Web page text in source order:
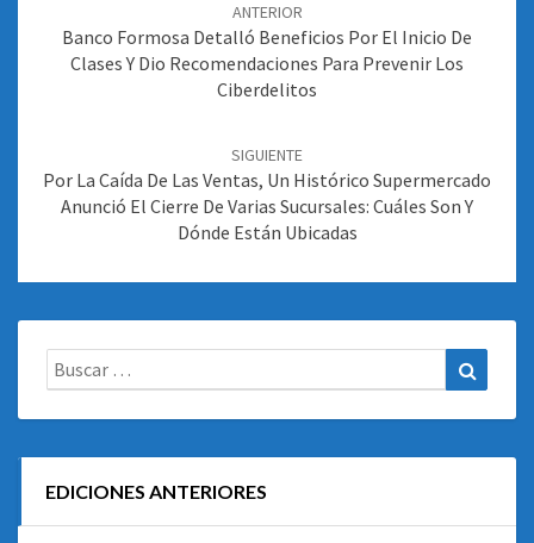
entradas
ANTERIOR
Banco Formosa Detalló Beneficios Por El Inicio De
Clases Y Dio Recomendaciones Para Prevenir Los
Ciberdelitos
SIGUIENTE
Por La Caída De Las Ventas, Un Histórico Supermercado
Anunció El Cierre De Varias Sucursales: Cuáles Son Y
Dónde Están Ubicadas
Buscar:
EDICIONES ANTERIORES